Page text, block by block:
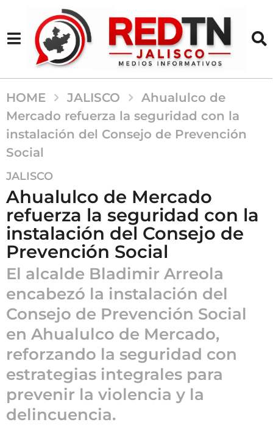
HOME JALISCO
Ahualulco de
Mercado refuerza la seguridad con la
instalación del Consejo de Prevención
Social
1
a
ñ
o
a
g
o
a
ñ
o
a
g
o
JALISCO
Ahualulco de Mercado
refuerza la seguridad con la
instalación del Consejo de
Prevención Social
El alcalde Bladimir Arreola
encabezó la instalación del
Consejo de Prevención Social
en Ahualulco de Mercado,
reforzando la seguridad con
estrategias integrales para
prevenir la violencia y la
delincuencia.